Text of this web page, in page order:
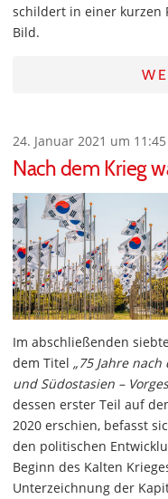
schildert in einer kurzen
Bild.
24. Januar 2021 um 11:45
Nach dem Krieg
Im abschließenden
dem Titel „75 Jahre
und Südostasien –
dessen erster Teil auf
2020 erschien, befasst
den politischen
Beginn des Kalten
Unterzeichnung der